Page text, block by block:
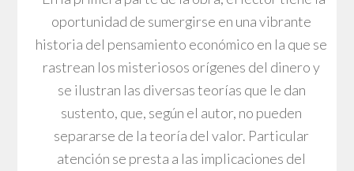
oportunidad de sumergirse en una vibrante
historia del pensamiento económico en la que se
rastrean los misteriosos orígenes del dinero y
se ilustran las diversas teorías que le dan
sustento, que, según el autor, no pueden
separarse de la teoría del valor. Particular
atención se presta a las implicaciones del